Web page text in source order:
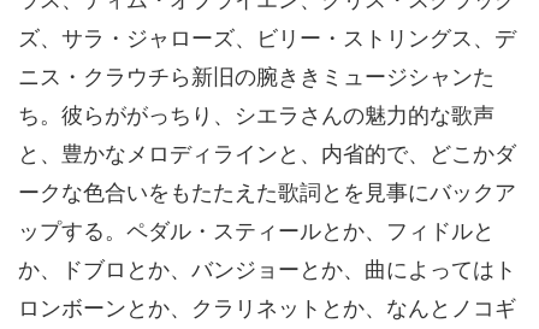
ズ、サラ・ジャローズ、ビリー・ストリングス、デ
ニス・クラウチら新旧の腕ききミュージシャンた
ち。彼らががっちり、シエラさんの魅力的な歌声
と、豊かなメロディラインと、内省的で、どこかダ
ークな色合いをもたたえた歌詞とを見事にバックア
ップする。ペダル・スティールとか、フィドルと
か、ドブロとか、バンジョーとか、曲によってはト
ロンボーンとか、クラリネットとか、なんとノコギ